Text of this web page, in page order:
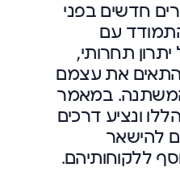
חדשים בפני
עם
תחרותי,
את עצמם
במאמר
ונציע דרכים
להישאר
ללקוחותיהם.